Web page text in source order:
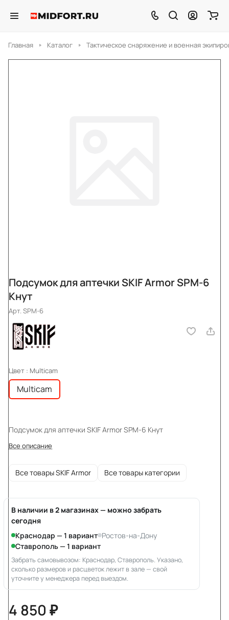
Главная Каталог Тактическое снаряжение и военная
Подсумок для аптечки SKIF Armor SPM-6
Кнут
Арт.SPM-6
Цвет : Multicam
Multicam
Подсумок для аптечки SKIF Armor SPM-6 Кнут
Все описание
Все товары SKIF Armor Все товары категории
В наличии в 2 магазинах — можно забрать
сегодня
Краснодар — 1 вариант Ростов-на-Дону
Ставрополь — 1 вариант
Забрать самовывозом: Краснодар, Ставрополь. Указано,
сколько размеров и расцветок лежит в зале — свой
уточните у менеджера перед выездом.
4 850 ₽